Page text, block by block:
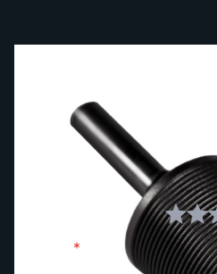
Skriv din egen
Du anmelder:Pakke
Din bedømmelse: